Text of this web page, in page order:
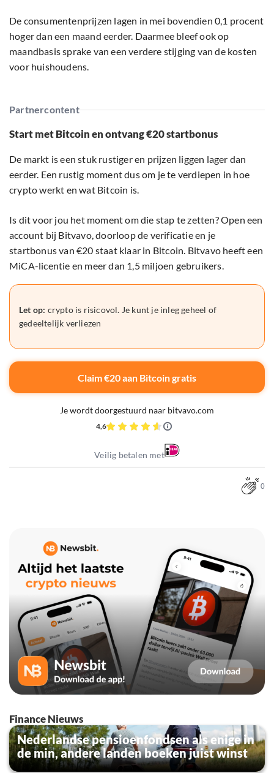
De consumentenprijzen lagen in mei bovendien 0,1 procent
hoger dan een maand eerder. Daarmee bleef ook op
maandbasis sprake van een verdere stijging van de kosten
voor huishoudens.
Partnercontent
Start met Bitcoin en ontvang €20 startbonus
De markt is een stuk rustiger en prijzen liggen lager dan
eerder. Een rustig moment dus om je te verdiepen in hoe
crypto werkt en wat Bitcoin is.
Is dit voor jou het moment om die stap te zetten? Open een
account bij Bitvavo, doorloop de verificatie en je
startbonus van €20 staat klaar in Bitcoin. Bitvavo heeft een
MiCA-licentie en meer dan 1,5 miljoen gebruikers.
Let op: crypto is risicovol. Je kunt je inleg geheel of
gedeeltelijk verliezen
Claim €20 aan Bitcoin gratis
Je wordt doorgestuurd naar bitvavo.com
4,6
Veilig betalen met
0
Finance Nieuws
Nederlandse pensioenfondsen als enige in
de min, andere landen boeken juist winst